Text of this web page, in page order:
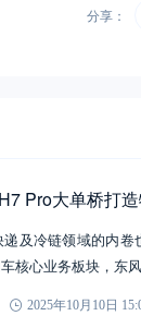
分享：
Pro大单桥打
及冷链领域的内卷
核心业务板块，东
2025年10月10日